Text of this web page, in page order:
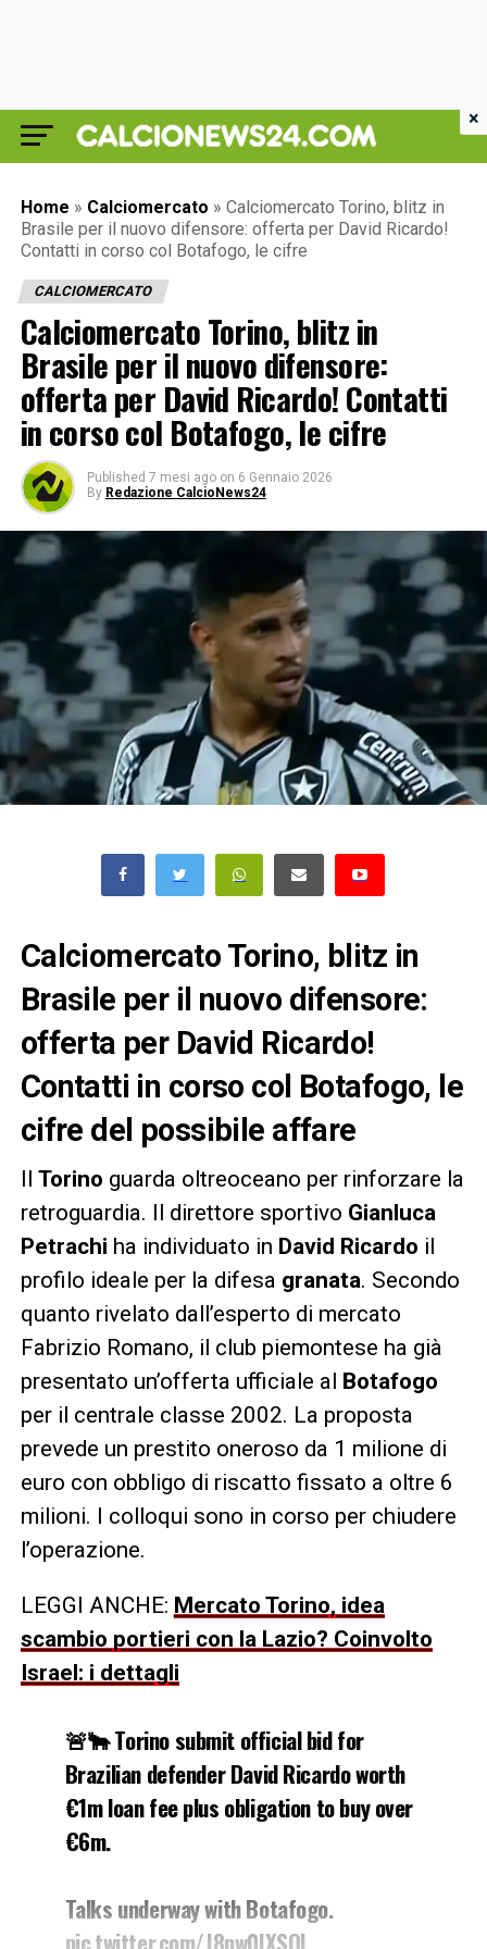
Home » Calciomercato » Calciomercato Torino, blitz in
Brasile per il nuovo difensore: offerta per David Ricardo!
Contatti in corso col Botafogo, le cifre
CALCIOMERCATO
Calciomercato Torino, blitz in
Brasile per il nuovo difensore:
offerta per David Ricardo! Contatti
in corso col Botafogo, le cifre
Published 7 mesi ago on 6 Gennaio 2026
By Redazione CalcioNews24
Calciomercato Torino, blitz in
Brasile per il nuovo difensore:
offerta per David Ricardo!
Contatti in corso col Botafogo, le
cifre del possibile affare
Il Torino guarda oltreoceano per rinforzare la
retroguardia. Il direttore sportivo Gianluca
Petrachi ha individuato in David Ricardo il
profilo ideale per la difesa granata. Secondo
quanto rivelato dall’esperto di mercato
Fabrizio Romano, il club piemontese ha già
presentato un’offerta ufficiale al Botafogo
per il centrale classe 2002. La proposta
prevede un prestito oneroso da 1 milione di
euro con obbligo di riscatto fissato a oltre 6
milioni. I colloqui sono in corso per chiudere
l’operazione.
LEGGI ANCHE: Mercato Torino, idea
scambio portieri con la Lazio? Coinvolto
Israel: i dettagli
🚨🐂 Torino submit official bid for
Brazilian defender David Ricardo worth
€1m loan fee plus obligation to buy over
€6m.
Talks underway with Botafogo.
pic.twitter.com/J8pw0IXSQl
×